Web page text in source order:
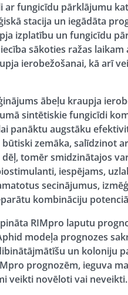
ar fungicīdu pārklājumu
stacija un iegādāta
izplatību un fungicīdu
sākoties ražas
ierobežošanai, kā arī
ābeļu kraupja
sintētiskie fungicīdi
panāktu augstāku
zemāka, salīdzinot
tomēr smidzinātajos
iespējams,
secinājumus,
kombināciju
RIMpro laputu
modeļa prognozes
un koloniju
prognozēm, ieguva
veikti novēloti vai neveikti.